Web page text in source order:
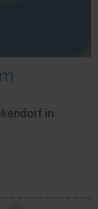
in